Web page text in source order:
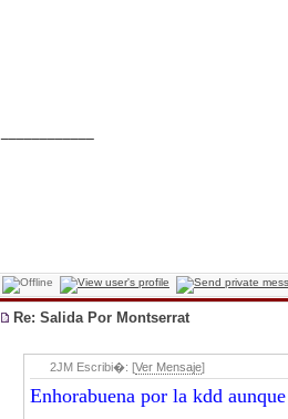
Re: Salida Por Montserrat
2JM Escribi�: [Ver Mensaje]
Enhorabuena por la kdd